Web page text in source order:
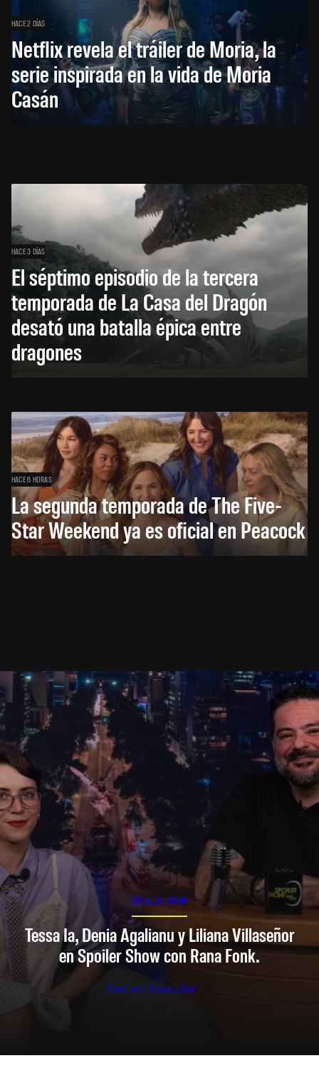
HACE 2 DÍAS
Netflix revela el tráiler de Moria, la
serie inspirada en la vida de Moria
Casán
HACE 3 DÍAS
El séptimo episodio de la tercera
temporada de La Casa del Dragón
desató una batalla épica entre
dragones
HACE 6 HORAS
La segunda temporada de The Five-
Star Weekend ya es oficial en Peacock
SPOILER SHOW
Tessa Ia, Denia Agalianu y Liliana Villaseñor
en Spoiler Show con Rana Fonk.
Ver en Youtube